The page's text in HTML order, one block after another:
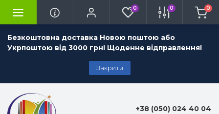
Безкоштовна доставка Новою поштою або
Укрпоштою від 3000 грн! Щоденне відправлення!
Закрити
0 0 0
+38 (050) 024 40 04